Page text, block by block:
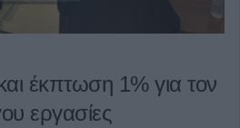
έκπτωση 1% για τον
εργασίες